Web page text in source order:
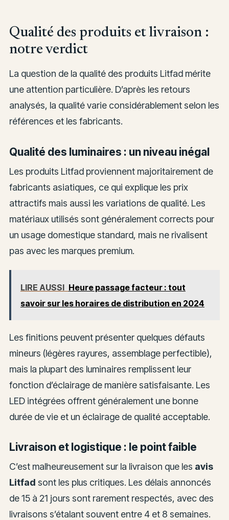
Qualité des produits et livraison :
notre verdict
La question de la qualité des produits Litfad mérite
une attention particulière. D’après les retours
analysés, la qualité varie considérablement selon les
références et les fabricants.
Qualité des luminaires : un niveau inégal
Les produits Litfad proviennent majoritairement de
fabricants asiatiques, ce qui explique les prix
attractifs mais aussi les variations de qualité. Les
matériaux utilisés sont généralement corrects pour
un usage domestique standard, mais ne rivalisent
pas avec les marques premium.
LIRE AUSSI Heure passage facteur : tout
savoir sur les horaires de distribution en 2024
Les finitions peuvent présenter quelques défauts
mineurs (légères rayures, assemblage perfectible),
mais la plupart des luminaires remplissent leur
fonction d’éclairage de manière satisfaisante. Les
LED intégrées offrent généralement une bonne
durée de vie et un éclairage de qualité acceptable.
Livraison et logistique : le point faible
C’est malheureusement sur la livraison que les avis
Litfad sont les plus critiques. Les délais annoncés
de 15 à 21 jours sont rarement respectés, avec des
livraisons s’étalant souvent entre 4 et 8 semaines.